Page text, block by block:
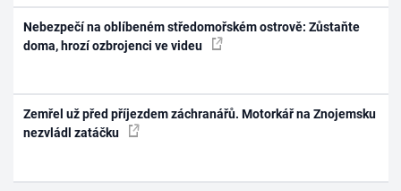
Nebezpečí na oblíbeném středomořském ostrově: Zůstaňte
doma, hrozí ozbrojenci ve videu
Zemřel už před příjezdem záchranářů. Motorkář na Znojemsku
nezvládl zatáčku